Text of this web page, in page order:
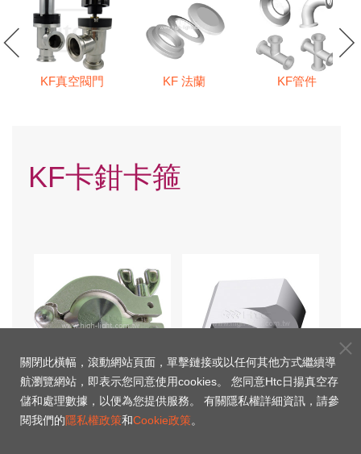
KF真空閥門 KF 法蘭 KF管件
KF卡鉗卡箍
KF真空法蘭卡箝
關閉此橫幅，滾動網站頁面，單擊鏈接或以任何其他方式繼續導
航瀏覽網站，即表示您同意使用cookies。 您同意Htc日揚真空存
儲和處理數據，以便為您提供服務。 有關隱私權詳細資訊，請參
閱我們的隱私權政策和Cookie政策。